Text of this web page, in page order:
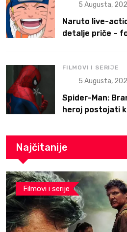
5 Augusta,
Naruto live-
detalje priče –
FILMOVI I SERIJE
5 Augusta,
Spider-Man:
heroj postojati
Najčitanije
Filmovi i serije